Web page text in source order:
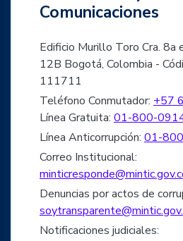
Comunicaciones
Edificio Murillo Toro Cra.
12B Bogotá, Colombia -
111711
Teléfono Conmutador: +57
Línea Gratuita: 01-800-
Línea Anticorrupción: 01-
Correo Institucional:
Denuncias por actos de
Notificaciones judiciales: